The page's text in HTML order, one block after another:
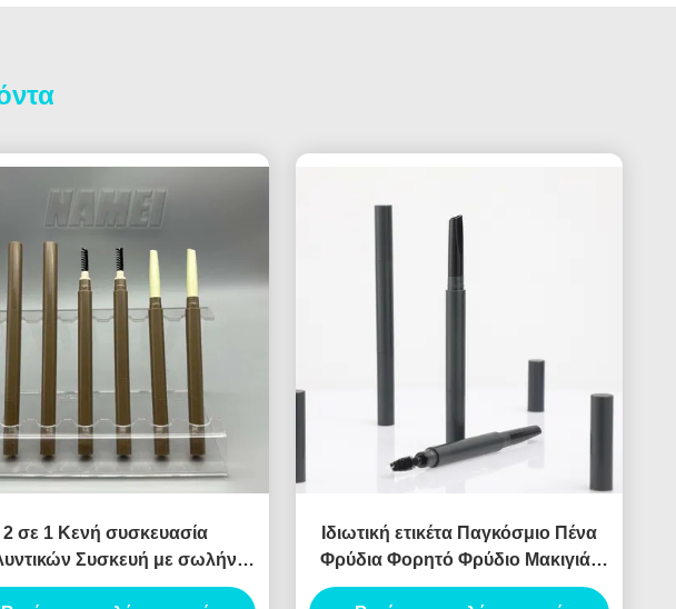
2 σε 1 Κενή συσκευασία
Συσκευή με σωλήνα
Κενό δοχείο με σωλήνα
Ιδιωτική ετικέτα Παγκόσμιο Πένα
Φρύδια Φορητό Φρύδιο Μακιγιάζ
Πένα σωλήνα Διπλό άκρο Πένα